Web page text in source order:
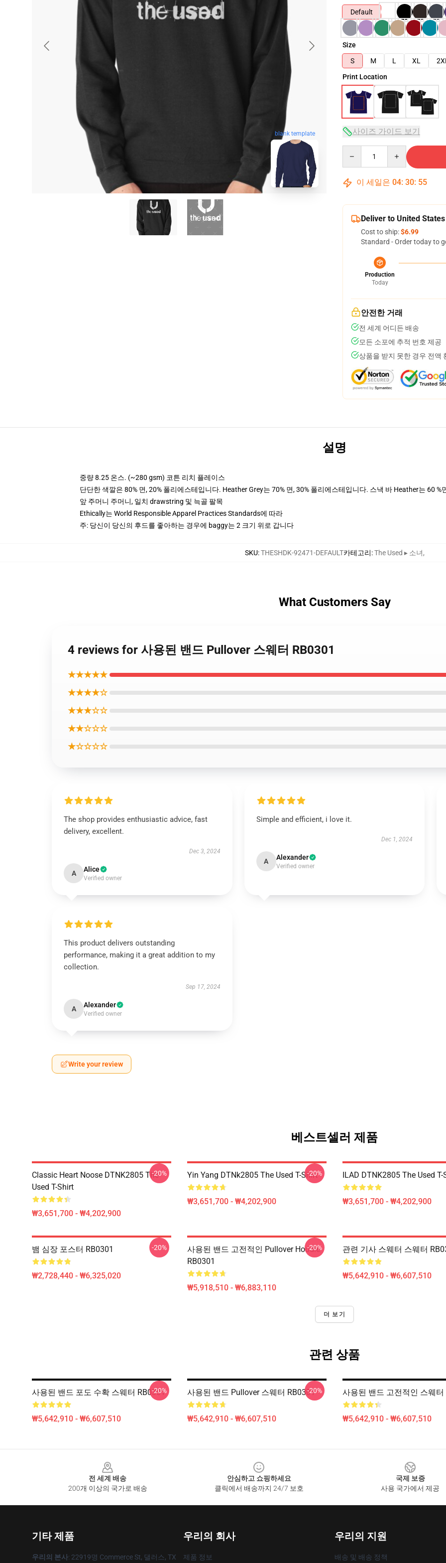
blank template
Default
Size
S
M L XL 2XL
Print Location
사이즈 가이드 보기
이 세일은 04: 30: 54
Deliver to United States
Cost to ship:$6.99
Standard - Order today to
Production
Today
안전한 거래
전 세계 어디든 배송
모든 소포에 추적 번호 제공
상품을 받지 못한 경우 전액
설명
중량 8.25 온스. (~280 gsm) 코튼 리치 플레이스
단단한 색깔은 80% 면, 20% 폴리에스테입니다. Heather Grey는 70% 면, 30% 폴리에스테입니다. 스낵 바 Heather는 60 %
앞 주머니 주머니, 일치 drawstring 및 늑골 팔목
Ethically는 World Responsible Apparel Practices Standards에 따라
주: 당신이 당신의 후드를 좋아하는 경우에 baggy는 2 크기 위로 갑니다
SKU:THESHDK-92471-DEFAULT카테고리:The Used ▸ 소녀,
What Customers Say
4 reviews for 사용된 밴드 Pullover 스웨터 RB0301
★★★★★
★★★★☆
★★★☆☆
★★☆☆☆
★☆☆☆☆
The shop provides enthusiastic advice, fast
delivery, excellent.
Dec 3, 2024
A Alice
Verified owner
Simple and efficient, i love it.
Dec 1, 2024
A Alexander
Verified owner
This product delivers outstanding
performance, making it a great addition to my
collection.
Sep 17, 2024
A Alexander
Verified owner
Write your review
베스트셀러 제품
Classic Heart Noose DTNK2805 The
Used T-Shirt
₩3,651,700 - ₩4,202,900
-20% Yin Yang DTNk2805 The Used T-Shirt
₩3,651,700 - ₩4,202,900
-20% ILAD DTNK2805 The Used T-
₩3,651,700 - ₩4,202,900
뱀 심장 포스터 RB0301
₩2,728,440 - ₩6,325,020
-20%
사용된 밴드 고전적인 Pullover Hoodie
RB0301
₩5,918,510 - ₩6,883,110
-20% 관련 기사 스웨터 스웨터
₩5,642,910 - ₩6,607,510
더 보기
관련 상품
사용된 밴드 포도 수확 스웨터 RB0301
₩5,642,910 - ₩6,607,510
-20% 사용된 밴드 Pullover 스웨터 RB0301
₩5,642,910 - ₩6,607,510
-20% 사용된 밴드 고전적인 스웨터
₩5,642,910 - ₩6,607,510
전 세계 배송
200개 이상의 국가로 배송
안심하고 쇼핑하세요
클릭에서 배송까지 24/7 보호
국제 보증
사용 국가에서 제공
기타 제품
우리의 본사: 22919명 Commerce St, 댈러스, TX
우리의 회사
제품 정보
우리의 지원
배송 및 배송 정책